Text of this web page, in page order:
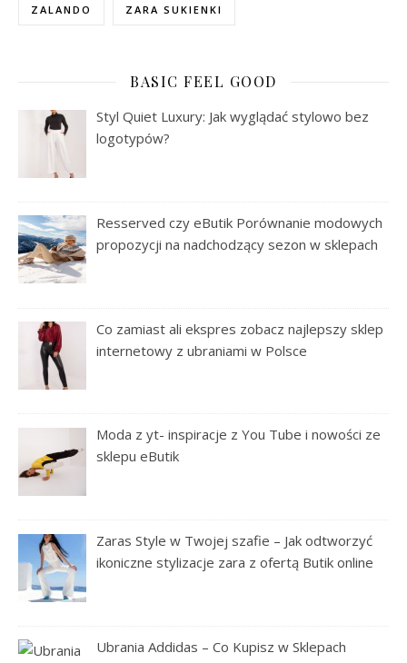
ZALANDO ZARA SUKIENKI
BASIC FEEL GOOD
Styl Quiet Luxury: Jak wyglądać stylowo bez
logotypów?
Resserved czy eButik Porównanie modowych
propozycji na nadchodzący sezon w sklepach
Co zamiast ali ekspres zobacz najlepszy sklep
internetowy z ubraniami w Polsce
Moda z yt- inspiracje z You Tube i nowości ze
sklepu eButik
Zaras Style w Twojej szafie – Jak odtworzyć
ikoniczne stylizacje zara z ofertą Butik online
Ubrania Addidas – Co Kupisz w Sklepach